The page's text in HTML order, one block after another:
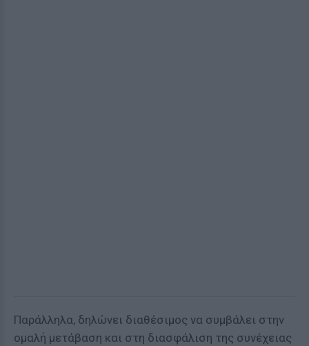
Παράλληλα, δηλώνει διαθέσιμος να συμβάλει στην
ομαλή μετάβαση και στη διασφάλιση της συνέχειας